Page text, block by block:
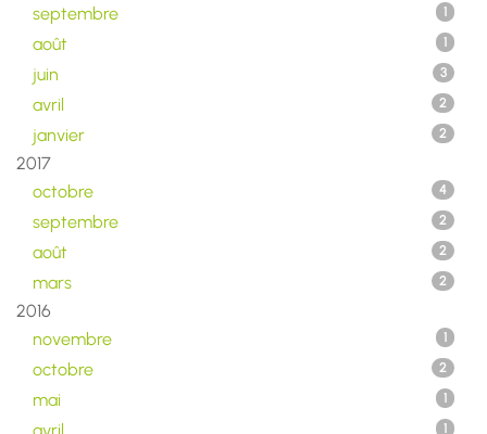
septembre 1
août 1
juin 3
avril 2
janvier 2
2017
octobre
4
septembre 2
août 2
mars 2
2016
novembre
1
octobre 2
mai 1
1